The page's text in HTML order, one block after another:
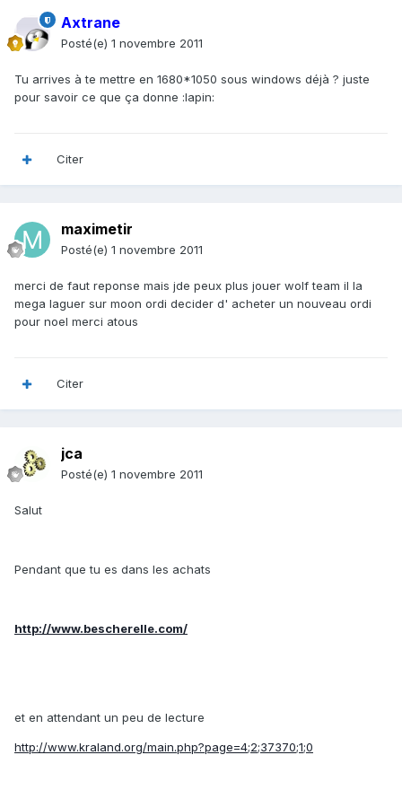
Axtrane
Posté(e) 1 novembre 2011
Tu arrives à te mettre en 1680*1050 sous windows déjà ? juste
pour savoir ce que ça donne :lapin:
Citer
maximetir
Posté(e) 1 novembre 2011
merci de faut reponse mais jde peux plus jouer wolf team il la
mega laguer sur moon ordi decider d' acheter un nouveau ordi
pour noel merci atous
Citer
jca
Posté(e) 1 novembre 2011
Salut
Pendant que tu es dans les achats
http://www.bescherelle.com/
et en attendant un peu de lecture
http://www.kraland.org/main.php?page=4;2;37370;1;0